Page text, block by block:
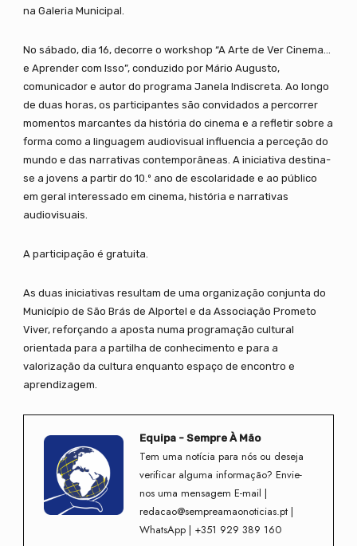
na Galeria Municipal.
No sábado, dia 16, decorre o workshop “A Arte de Ver Cinema…
e Aprender com Isso”, conduzido por Mário Augusto,
comunicador e autor do programa Janela Indiscreta. Ao longo
de duas horas, os participantes são convidados a percorrer
momentos marcantes da história do cinema e a refletir sobre a
forma como a linguagem audiovisual influencia a perceção do
mundo e das narrativas contemporâneas. A iniciativa destina-
se a jovens a partir do 10.º ano de escolaridade e ao público
em geral interessado em cinema, história e narrativas
audiovisuais.
A participação é gratuita.
As duas iniciativas resultam de uma organização conjunta do
Município de São Brás de Alportel e da Associação Prometo
Viver, reforçando a aposta numa programação cultural
orientada para a partilha de conhecimento e para a
valorização da cultura enquanto espaço de encontro e
aprendizagem.
Equipa - Sempre À Mão
Tem uma notícia para nós ou deseja
verificar alguma informação? Envie-
nos uma mensagem E-mail |
redacao@sempreamaonoticias.pt |
WhatsApp | +351 929 389 160